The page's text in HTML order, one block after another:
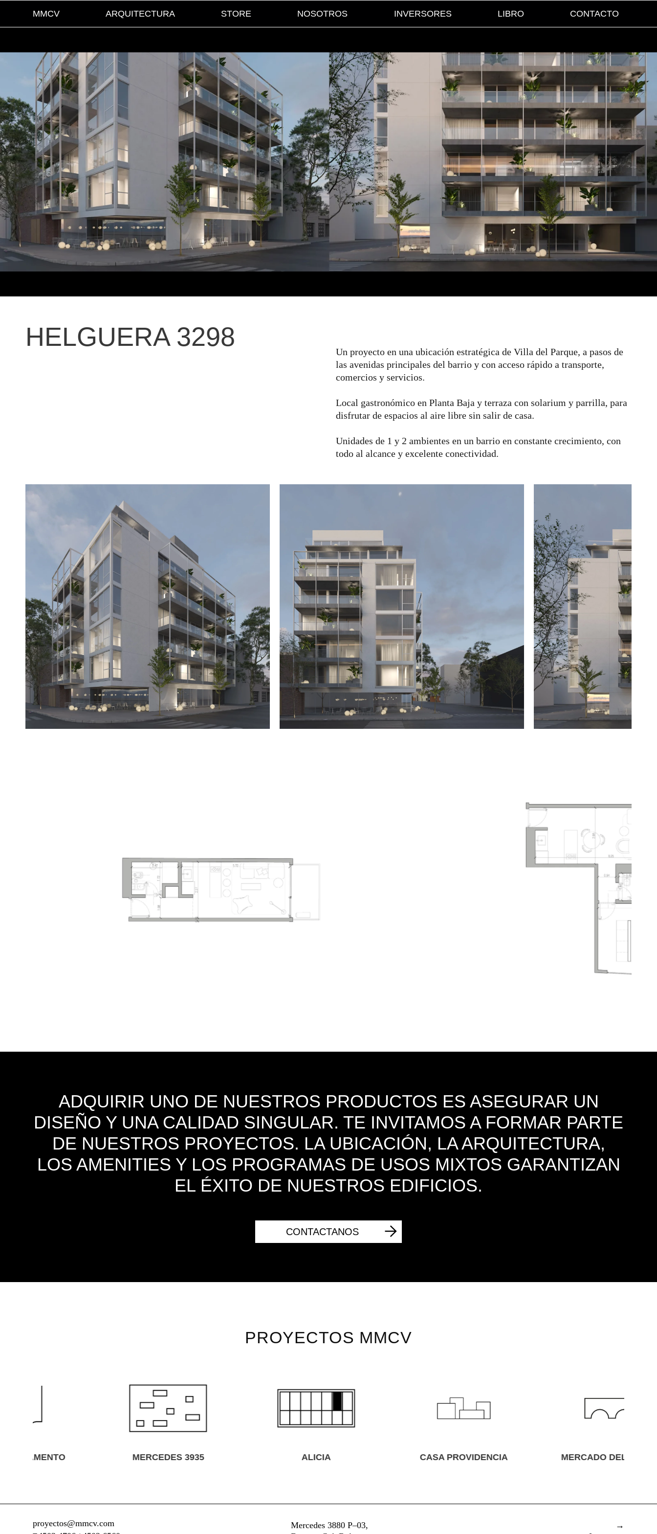
MMCV ARQUITECTURA STORE NOSOTROS INVERSORES LIBRO CONTACTO
HELGUERA 3298
Un proyecto en una ubicación estratégica de Villa del Parque, a pasos de
las avenidas principales del barrio y con acceso rápido a transporte,
comercios y servicios.
Local gastronómico en Planta Baja y terraza con solarium y parrilla, para
disfrutar de espacios al aire libre sin salir de casa.
Unidades de 1 y 2 ambientes en un barrio en constante crecimiento, con
todo al alcance y excelente conectividad.
ADQUIRIR UNO DE NUESTROS PRODUCTOS ES ASEGURAR UN
DISEÑO Y UNA CALIDAD SINGULAR. TE INVITAMOS A FORMAR PARTE
DE NUESTROS PROYECTOS. LA UBICACIÓN, LA ARQUITECTURA,
LOS AMENITIES Y LOS PROGRAMAS DE USOS MIXTOS GARANTIZAN
EL ÉXITO DE NUESTROS EDIFICIOS.
CONTACTANOS
PROYECTOS MMCV
MERCEDES 3935 CASA PROVIDENCIA MERCADO DEL CARRIL
proyectos@mmcv.com
Mercedes 3880 P–03,
→